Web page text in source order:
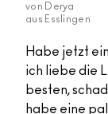
von
Derya
aus Esslingen
Habe jetzt
ich liebe die
besten,
habe eine